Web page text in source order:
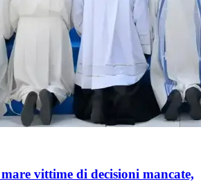
vittime di decisioni mancate,